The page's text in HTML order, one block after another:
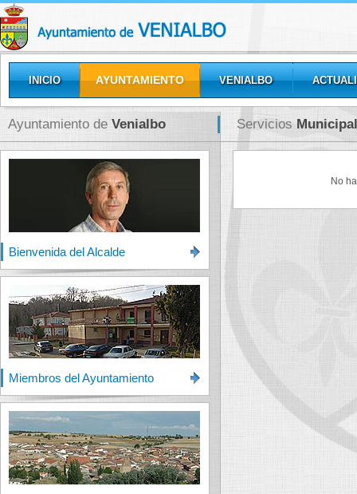
INICIO AYUNTAMIENTO VENIALBO
GALERÍAS
Ayuntamiento de Venialbo
Bienvenida del Alcalde
Miembros del Ayuntamiento
Servicios
No